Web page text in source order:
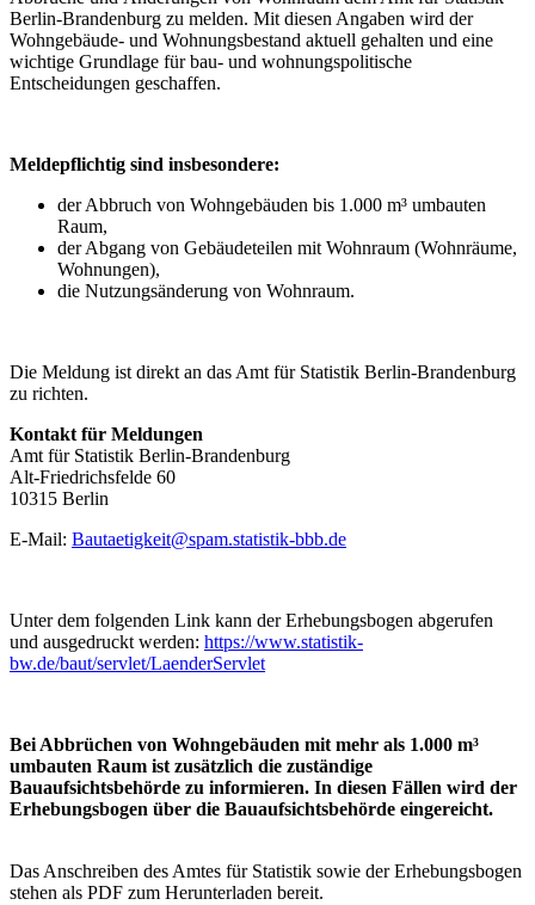
Berlin-Brandenburg zu melden. Mit diesen Angaben wird der
Wohngebäude- und Wohnungsbestand aktuell gehalten und eine
wichtige Grundlage für bau- und wohnungspolitische
Entscheidungen geschaffen.
Meldepflichtig sind insbesondere:
der Abbruch von Wohngebäuden bis 1.000 m³ umbauten
Raum,
der Abgang von Gebäudeteilen mit Wohnraum (Wohnräume,
Wohnungen),
die Nutzungsänderung von Wohnraum.
Die Meldung ist direkt an das Amt für Statistik Berlin-Brandenburg
zu richten.
Kontakt für Meldungen
Amt für Statistik Berlin-Brandenburg
Alt-Friedrichsfelde 60
10315 Berlin
E-Mail: Bautaetigkeit@spam.statistik-bbb.de
Unter dem folgenden Link kann der Erhebungsbogen abgerufen
und ausgedruckt werden: https://www.statistik-
bw.de/baut/servlet/LaenderServlet
Bei Abbrüchen von Wohngebäuden mit mehr als 1.000 m³
umbauten Raum ist zusätzlich die zuständige
Bauaufsichtsbehörde zu informieren. In diesen Fällen wird der
Erhebungsbogen über die Bauaufsichtsbehörde eingereicht.
Das Anschreiben des Amtes für Statistik sowie der Erhebungsbogen
stehen als PDF zum Herunterladen bereit.